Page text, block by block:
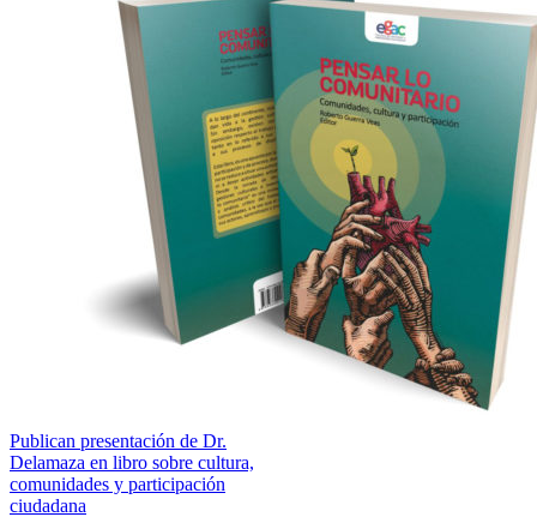
Publican presentación de Dr.
Delamaza en libro sobre cultura,
comunidades y participación
ciudadana